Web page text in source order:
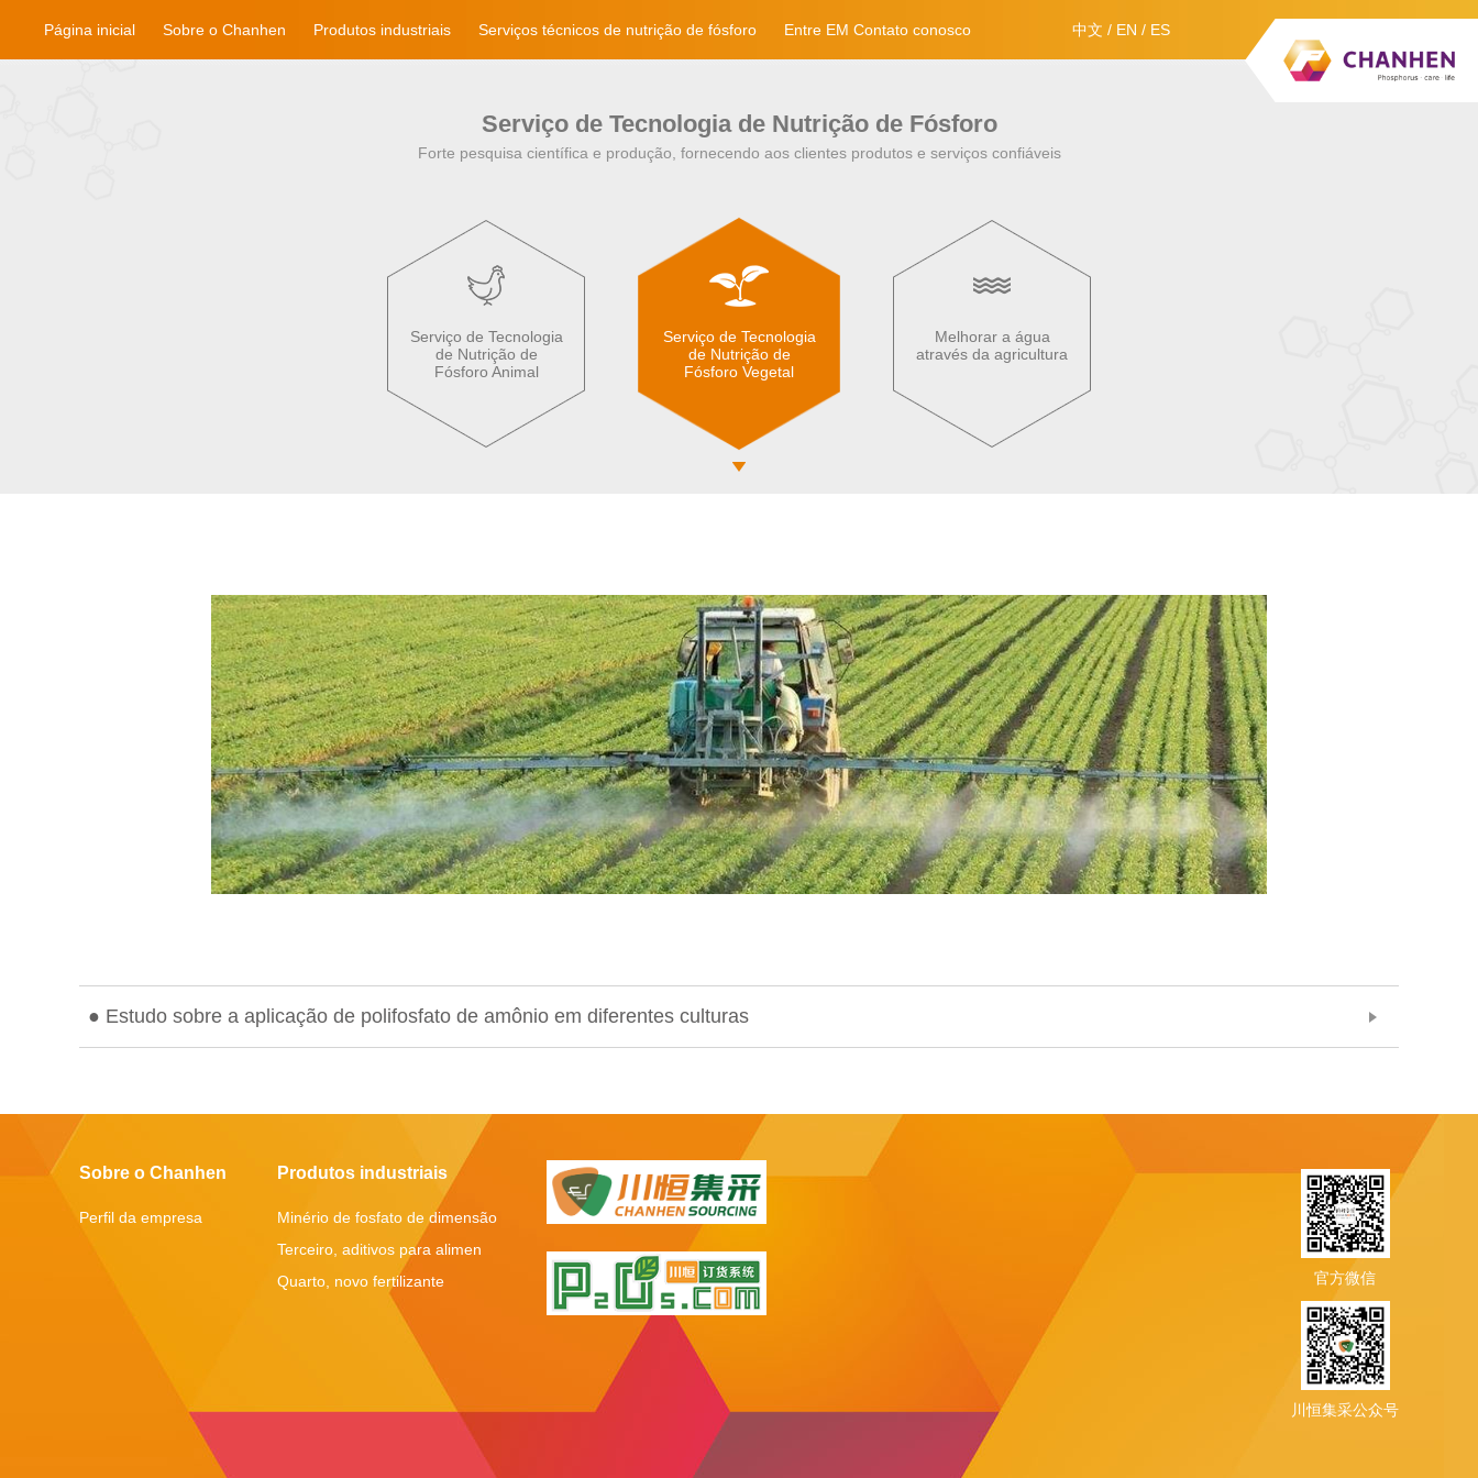
中文 / EN / ES
Página inicial Sobre o Chanhen Produtos industriais Serviços técnicos de nutrição de fósforo Entre EM Contato conosco
Serviço de Tecnologia de Nutrição de Fósforo
Forte pesquisa científica e produção, fornecendo aos clientes produtos e serviços confiáveis
Serviço de Tecnologia
de Nutrição de
Fósforo Animal
Serviço de Tecnologia
de Nutrição de
Fósforo Vegetal
Melhorar a água
através da agricultura
● Estudo sobre a aplicação de polifosfato de amônio em diferentes culturas
Sobre o Chanhen
Perfil da empresa
Produtos industriais
Minério de fosfato de dimensão
Terceiro, aditivos para alimen
Quarto, novo fertilizante
官方微信
川恒集采公众号